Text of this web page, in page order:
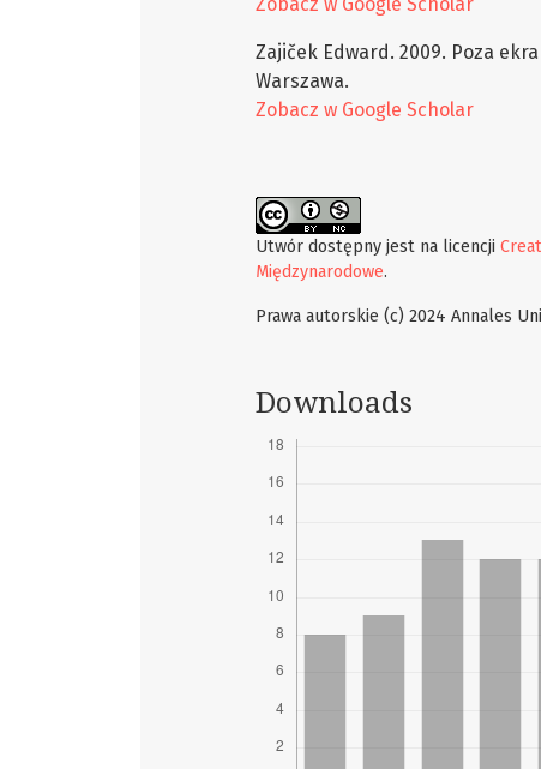
Zajiček Edward. 2009. Poza
Warszawa.
Zobacz w Google Scholar
Utwór dostępny jest na licencji
Międzynarodowe.
Prawa autorskie (c) 2024 Annales
Downloads